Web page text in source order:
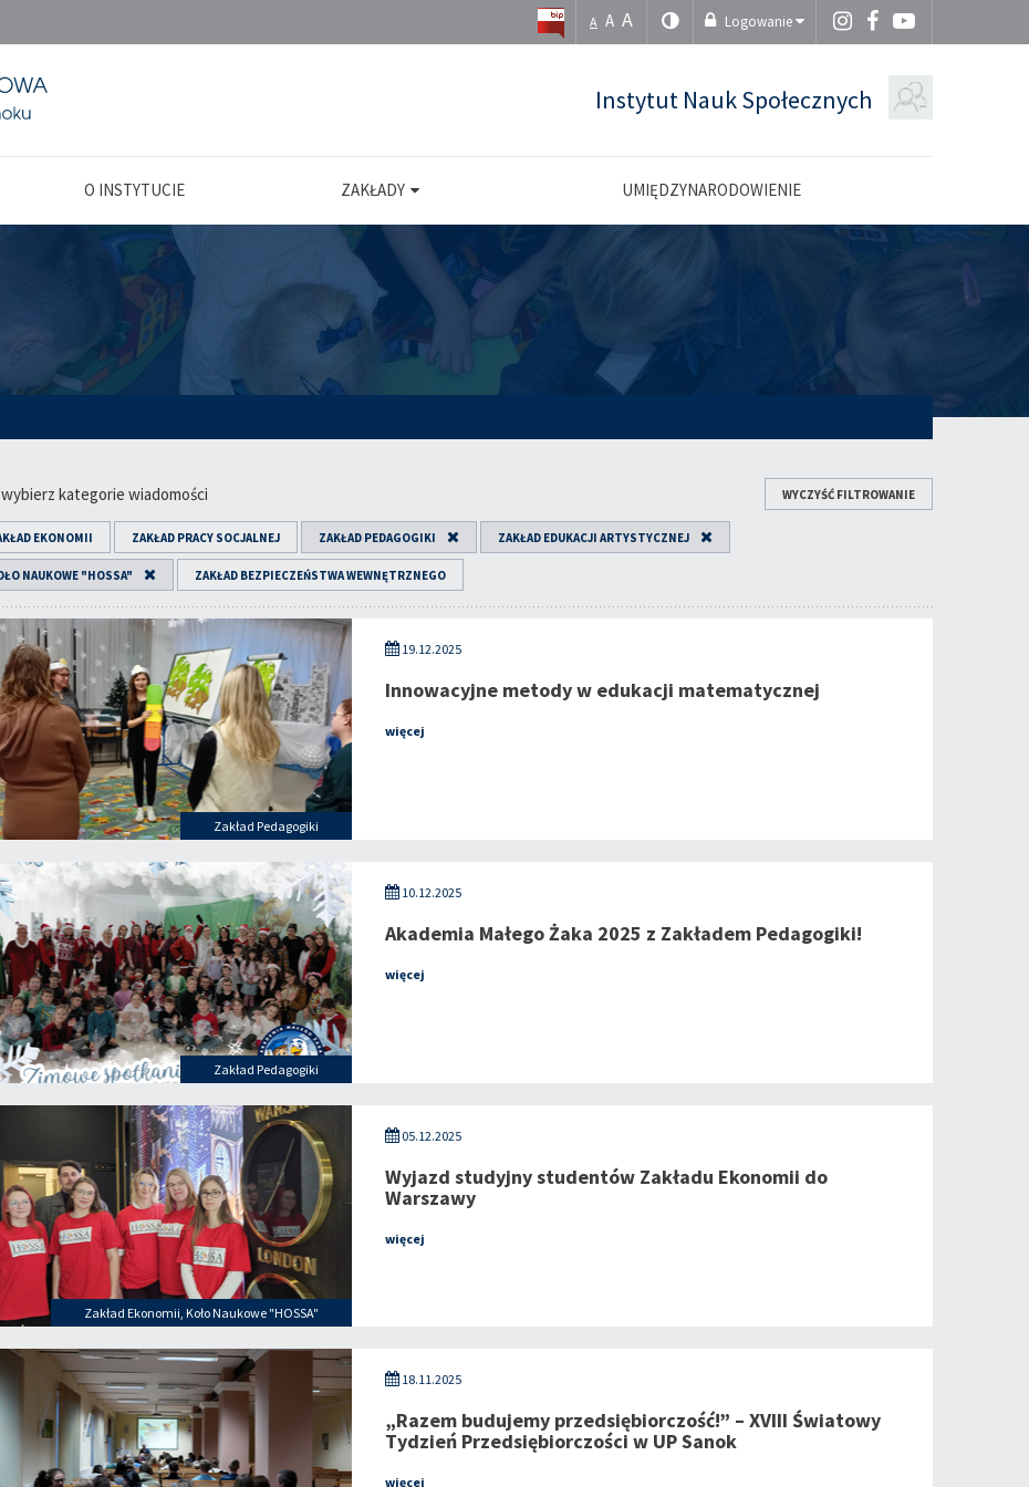
A A A Logowanie
Instytut Nauk Społecznych
O INSTYTUCIE ZAKŁADY UMIĘDZYNARODOWIENIE
wybierz kategorie wiadomości WYCZYŚĆ FILTROWANIE
EKONOMII ZAKŁAD PRACY SOCJALNEJ ZAKŁAD PEDAGOGIKI ZAKŁAD EDUKACJI ARTYSTYCZNEJ
NAUKOWE "HOSSA" ZAKŁAD BEZPIECZEŃSTWA WEWNĘTRZNEGO
Zakład Pedagogiki
19.12.2025
Innowacyjne metody w edukacji matematycznej
więcej
Zakład Pedagogiki
10.12.2025
Akademia Małego Żaka 2025 z Zakładem Pedagogiki!
więcej
Zakład Ekonomii, Koło Naukowe "HOSSA"
05.12.2025
Wyjazd studyjny studentów Zakładu Ekonomii do
Warszawy
więcej
18.11.2025
„Razem budujemy przedsiębiorczość!” – XVIII Światowy
Tydzień Przedsiębiorczości w UP Sanok
więcej